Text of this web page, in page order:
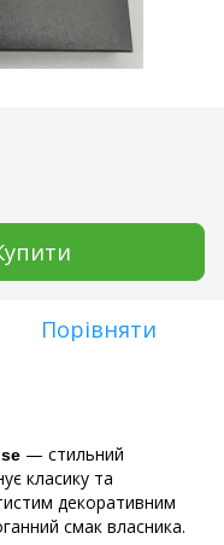
Порівняти
— стильний
класику та
декоративним
смак власника.